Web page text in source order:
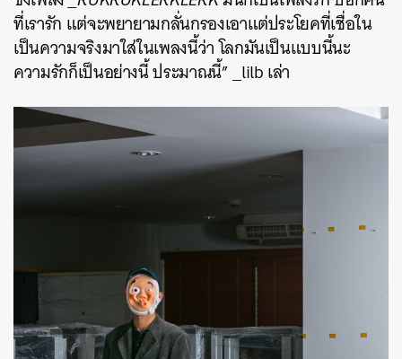
ที่เรารัก แต่จะพยายามกลั่นกรองเอาแต่ประโยคที่เชื่อใน
เป็นความจริงมาใส่ในเพลงนี้ว่า โลกมันเป็นแบบนี้นะ
ความรักก็เป็นอย่างนี้ ประมาณนี้” _lilb เล่า